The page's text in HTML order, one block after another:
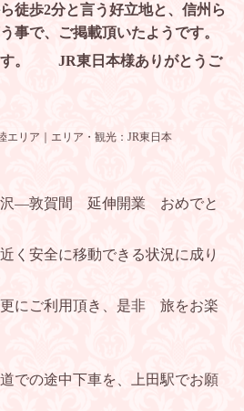
徒歩2分と言う好立地と、信州ら
事で、ご掲載頂いたようです。
す。 JR東日本様ありがとうご
エリア｜エリア・観光：JR東日本
―敦賀間 延伸開業 おめでと
く安全に移動できる状況に成り
にご利用頂き、是非 旅をお楽
での途中下車を、上田駅でお願